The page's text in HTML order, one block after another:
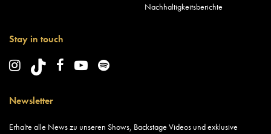
Nachhaltigkeitsberichte
Stay in touch
Newsletter
Erhalte alle News zu unseren Shows, Backstage Videos und exklusive